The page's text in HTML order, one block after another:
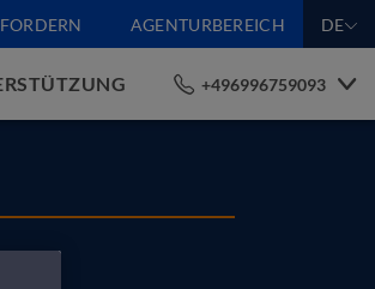
AGENTURBEREICH DE
+496996759093